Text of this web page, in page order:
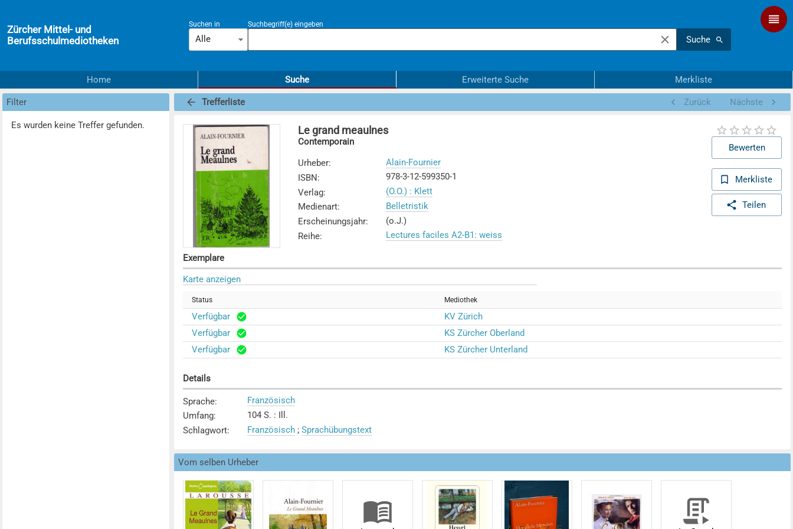
Zürcher Mittel- und
Berufsschulmediotheken
Suchen in
Alle
Suchbegriff(e) eingeben
Suche
Home Suche Erweiterte Suche Merkliste
Filter
Es wurden keine Treffer gefunden.
Trefferliste Zurück Nächste
Le grand meaulnes
Contemporain
Urheber:
Alain-Fournier
ISBN:
978-3-12-599350-1
Verlag:
(O.O.) : Klett
Medienart:
Belletristik
Erscheinungsjahr:
(o.J.)
Reihe: Lectures faciles A2-B1: weiss
Bewerten
Merkliste
Teilen
Exemplare
Karte anzeigen
Status Mediothek
Verfügbar
KV Zürich
Verfügbar
KS Zürcher Oberland
Verfügbar
KS Zürcher Unterland
Details
Sprache:
Französisch
Umfang:
104 S. : Ill.
Schlagwort: Französisch; Sprachübungstext
Vom selben Urheber